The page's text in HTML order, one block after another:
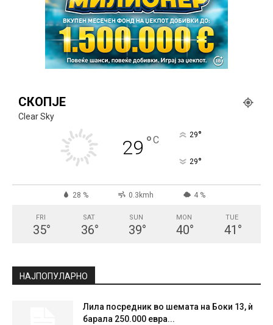
СКОПЈЕ
Clear Sky
29 °C 29°
29°
28 % 0.3kmh 4 %
FRI
35°
SAT
36°
SUN
39°
MON
40°
TUE
41 °
НАЈПОПУЛАРНО
Лила посредник во шемата на Боки 13, ѝ
барала 250.000 евра...